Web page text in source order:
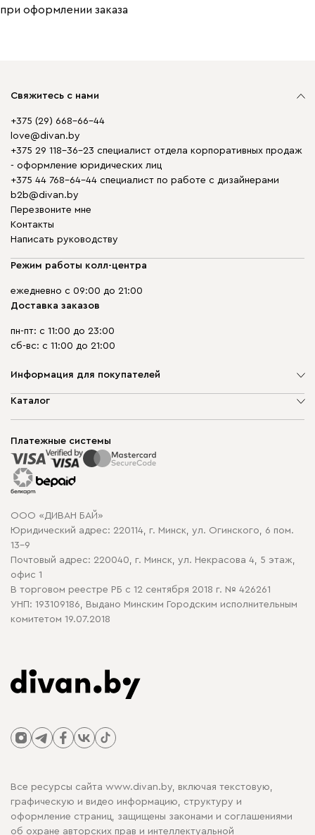
при оформлении заказа
Свяжитесь с нами
+375 (29) 668-66-44
love@divan.by
+375 29 118-36-23 специалист отдела корпоративных продаж
- оформление юридических лиц
+375 44 768-64-44 специалист по работе с дизайнерами
b2b@divan.by
Перезвоните мне
Контакты
Написать руководству
Режим работы колл-центра
ежедневно с 09:00 до 21:00
Доставка заказов
пн-пт: с 11:00 до 23:00
сб-вс: с 11:00 до 21:00
Информация для покупателей
О компании
Способы оплаты
Рассрочка и кредит
Гарантия
Карта сайта
Политика конфиденциальности
Политика в отношении обработки cookie
Каталог
Корпусная мебель
Распродажа мебели
Платежные системы
ООО «ДИВАН БАЙ»
Юридический адрес: 220114, г. Минск, ул. Огинского, 6 пом.
13-9
Почтовый адрес: 220040, г. Минск, ул. Некрасова 4, 5 этаж,
офис 1
В торговом реестре РБ с 12 сентября 2018 г. № 426261
УНП: 193109186, Выдано Минским Городским исполнительным
комитетом 19.07.2018
Все ресурсы сайта www.divan.by, включая текстовую,
графическую и видео информацию, структуру и
оформление страниц, защищены законами и соглашениями
об охране авторских прав и интеллектуальной